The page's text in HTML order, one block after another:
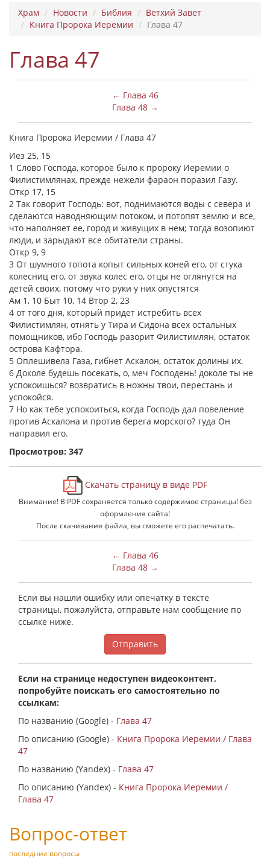
Храм Новости Библия
Ветхий Завет
Книга Пророка Иеремии
Глава 47
Глава 47
← Глава 46
Глава 48 →
Книга Пророка Иеремии / Глава 47
Иез 25, 15
1 Слово Господа, которое было к пророку Иеремии о
Филистимлянах, прежде нежели фараон поразил Газу.
Откр 17, 15
2 Так говорит Господь: вот, поднимаются воды с севера и
сделаются наводняющим потоком, и потопят землю и все,
что наполняет ее, город и живущих в нем; тогда возопиют
люди, и зарыдают все обитатели страны.
Откр 9, 9
3 От шумного топота копыт сильных коней его, от стука
колесниц его, от звука колес его, отцы не оглянутся на
детей своих, потому что руки у них опустятся
Ам 1, 10 Быт 10, 14 Втор 2, 23
4 от того дня, который придет истребить всех
Филистимлян, отнять у Тира и Сидона всех остальных
помощников, ибо Господь разорит Филистимлян, остаток
острова Кафтора.
5 Оплешивела Газа, гибнет Аскалон, остаток долины их.
6 Доколе будешь посекать, о, меч Господень! доколе ты не
успокоишься? возвратись в ножны твои, перестань и
успокойся.
7 Но как тебе успокоиться, когда Господь дал повеление
против Аскалона и против берега морского? туда Он
направил его.
Просмотров: 347
Скачать страницу в виде PDF
Внимание! В PDF сохраняется только содержимое страницы! без
оформления сайта!
После скачивания файла, вы сможете его распечатать.
← Глава 46
Глава 48 →
Если вы нашли ошибку или опечатку в тексте
страницы, пожалуйста, отправьте нам сообщение по
ссылке ниже.
Отправить
Если на странице недоступен видеоконтент,
попробуйте поискать его самостоятельно по
ссылкам:
По названию (Google) - Глава 47
По описанию (Google) - Книга Пророка Иеремии / Глава
47
По названию (Yandex) - Глава 47
По описанию (Yandex) - Книга Пророка Иеремии /
Глава 47
Вопрос-ответ
последние вопросы